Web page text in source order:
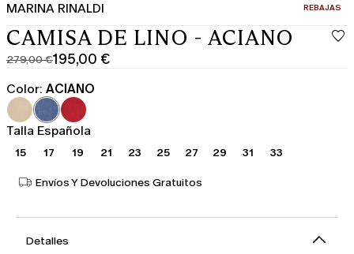
MARINA RINALDI CATEGORÍA:
REBAJAS
CAMISA DE LINO - ACIANO
279,00 €
Precio
original
279,00
€
195,00 €
Precio
actual
195,00
€
Color: ACIANO
Talla Española
15 17 19 21 23 25 27 29 31 33
Envíos Y Devoluciones Gratuitos
Detalles